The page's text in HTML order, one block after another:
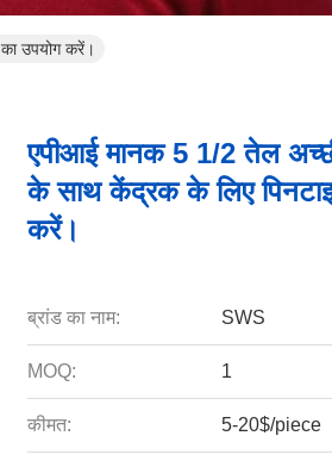
उपयोग करें।
एपीआई मानक 5 1/2 तेल
के साथ केंद्रक के लिए
करें।
ब्रांड का नाम: SWS
MOQ: 1
कीमत: 5-20$/piece